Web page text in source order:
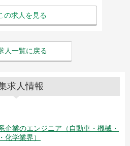
の求人を見る
人一覧に戻る
求人情報
企業のエンジニア（自動車・機械・
化学業界）